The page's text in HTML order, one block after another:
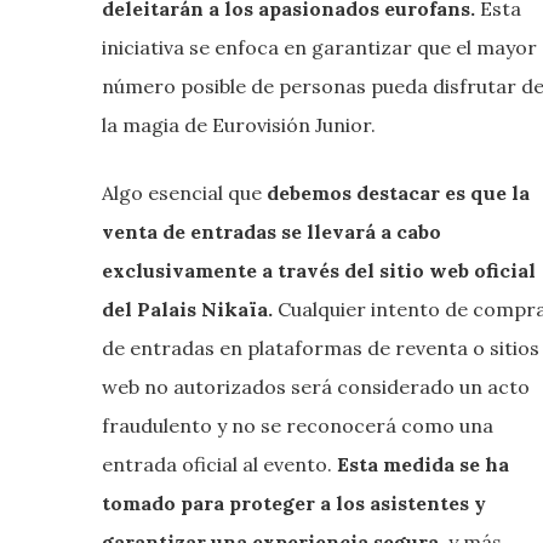
deleitarán a los apasionados eurofans. Esta
iniciativa se enfoca en garantizar que el mayor
número posible de personas pueda disfrutar de
la magia de Eurovisión Junior.
Algo esencial que debemos destacar es que la
venta de entradas se llevará a cabo
exclusivamente a través del sitio web oficial
del Palais Nikaïa. Cualquier intento de
de entradas en plataformas de reventa o sitios
web no autorizados será considerado un acto
fraudulento y no se reconocerá como una
entrada oficial al evento. Esta medida se ha
tomado para proteger a los asistentes y